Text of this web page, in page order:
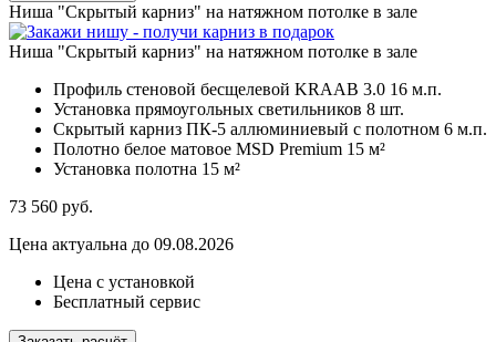
Ниша "Скрытый карниз" на натяжном потолке в зале
Ниша "Скрытый карниз" на натяжном потолке в зале
Профиль стеновой бесщелевой KRAAB 3.0 16 м.п.
Установка прямоугольных светильников 8 шт.
Скрытый карниз ПК-5 аллюминиевый с полотном 6 м.п.
Полотно белое матовое MSD Premium 15 м²
Установка полотна 15 м²
73 560 руб.
Цена актуальна до 09.08.2026
Цена с установкой
Бесплатный сервис